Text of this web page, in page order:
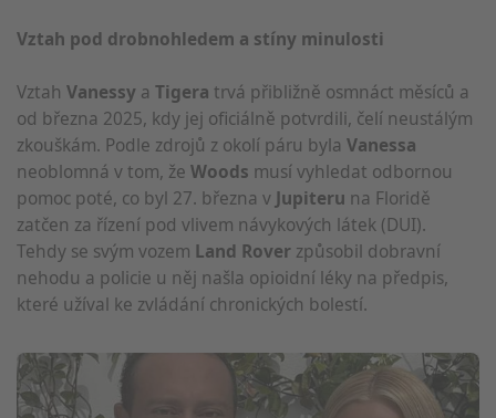
Vztah pod drobnohledem a stíny minulosti
Vztah Vanessy a Tigera trvá přibližně osmnáct měsíců a
od března 2025, kdy jej oficiálně potvrdili, čelí neustálým
zkouškám. Podle zdrojů z okolí páru byla Vanessa
neoblomná v tom, že Woods musí vyhledat odbornou
pomoc poté, co byl 27. března v Jupiteru na Floridě
zatčen za řízení pod vlivem návykových látek (DUI).
Tehdy se svým vozem Land Rover způsobil dobravní
nehodu a policie u něj našla opioidní léky na předpis,
které užíval ke zvládání chronických bolestí.